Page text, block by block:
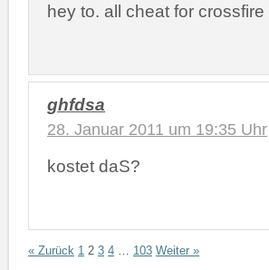
hey to. all cheat for crossfire
ghfdsa
28. Januar 2011 um 19:35 Uhr
kostet daS?
« Zurück 1 2 3 4 103 Weiter »